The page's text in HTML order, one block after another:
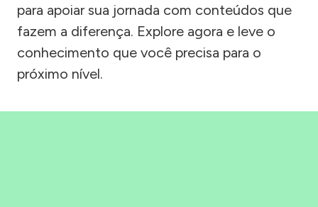
para apoiar sua jornada com conteúdos que
fazem a diferença. Explore agora e leve o
conhecimento que você precisa para o
próximo nível.